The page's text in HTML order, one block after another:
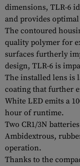
dimensions, TLR-6
and provides
The contoured
quality polymer for
surfaces furtherly
design, TLR-6 is
The installed lens is
coating that further
White LED emits a
hour of runtime.
Two CR1/3N
Ambidextrous,
operation.
Thanks to the